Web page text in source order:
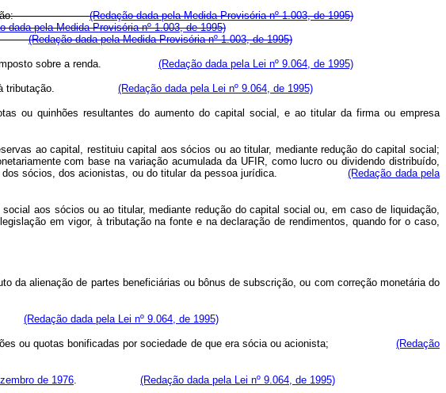
à contribuição:(Redação dada pela Medida Provisória nº 1.003, de 1995)
dada pela Medida Provisória nº 1.003, de 1995)
(Redação dada pela Medida Provisória nº 1.003, de 1995)
do imposto sobre a renda. (Redação dada pela Lei nº 9.064, de 1995)
à tributação. (Redação dada pela Lei nº 9.064, de 1995)
ou quinhões resultantes do aumento do capital social, e ao titular da firma ou empresa
ao capital, restituiu capital aos sócios ou ao titular, mediante redução do capital social;
com base na variação acumulada da UFIR, como lucro ou dividendo distribuído,
dos sócios, dos acionistas, ou do titular da pessoa jurídica.(Redação dada pela
aos sócios ou ao titular, mediante redução do capital social ou, em caso de liquidação,
em vigor, à tributação na fonte e na declaração de rendimentos, quando for o caso,
da alienação de partes beneficiárias ou bônus de subscrição, ou com correção monetária do
(Redação dada pela Lei nº 9.064, de 1995)
ou quotas bonificadas por sociedade de que era sócia ou acionista;
(Redação
de 1976. (Redação dada pela Lei nº 9.064, de 1995)